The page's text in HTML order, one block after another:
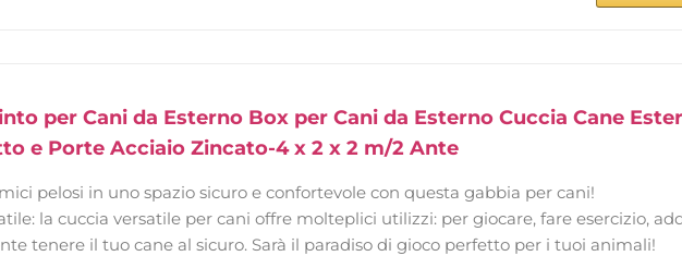
per Cani da Esterno Box per Cani da Esterno Cuccia Cane
e Porte Acciaio Zincato-4 x 2 x 2 m/2 Ante
pelosi in uno spazio sicuro e confortevole con questa gabbia per cani!
la cuccia versatile per cani offre molteplici utilizzi: per giocare, fare esercizio,
tenere il tuo cane al sicuro. Sarà il paradiso di gioco perfetto per i tuoi animali!